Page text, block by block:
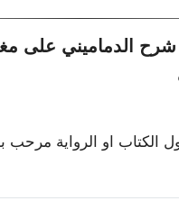
الدماميني على
الكتاب او الرواية